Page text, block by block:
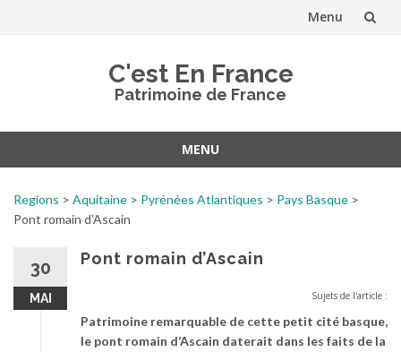
Menu
C'est En France
Patrimoine de France
MENU
contenu
Regions > Aquitaine > Pyrénées Atlantiques > Pays Basque >
Pont romain d’Ascain
30
MAI
Pont romain d’Ascain
Sujets de l'article :
Patrimoine remarquable de cette petit cité basque,
le pont romain d’Ascain daterait dans les faits de la